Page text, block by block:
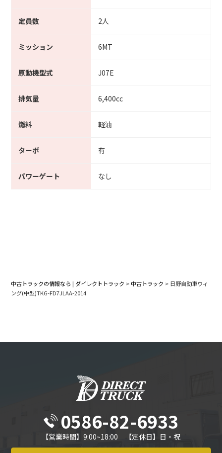
定員数 2人
ミッション 6MT
原動機型式 J07E
排気量 6,400cc
燃料 軽油
ターボ 有
パワーゲート なし
中古トラックの情報なら | ダイレクトトラック > 中古トラック > 日野自動車ウィ
ング(中型)TKG-FD7JLAA-2014
0586-82-6933
【営業時間】9:00~18:00 【定休日】日・祝